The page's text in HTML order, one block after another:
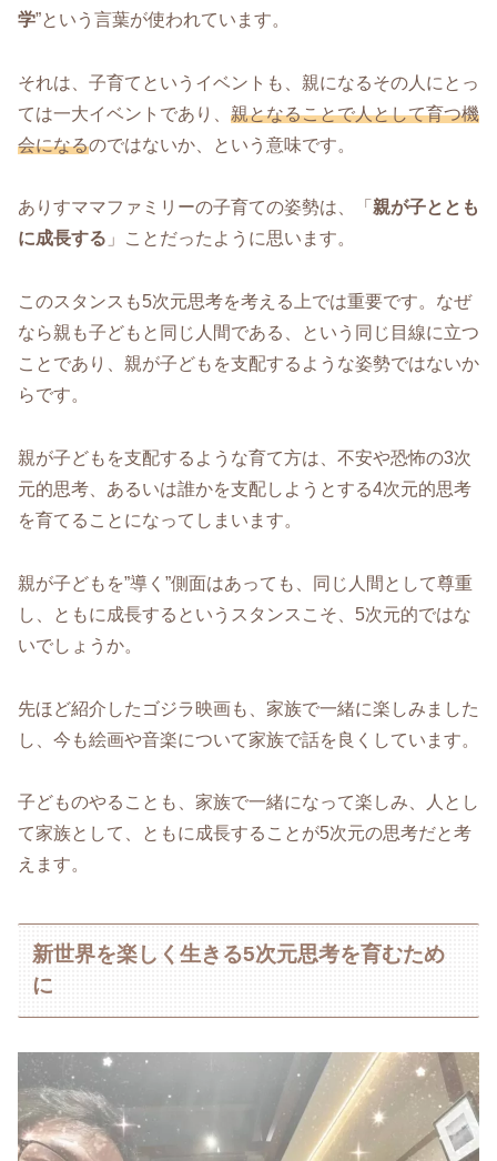
学”という言葉が使われています。
それは、子育てというイベントも、親になるその人にとっ
ては一大イベントであり、 親となることで人として育つ機
会になるのではないか、という意味です。
ありすママファミリーの子育ての姿勢は、「 親が子ととも
に成長する 」ことだったように思います。
このスタンスも5次元思考を考える上では重要です。なぜ
なら親も子どもと同じ人間である、という同じ目線に立つ
ことであり、親が子どもを支配するような姿勢ではないか
らです。
親が子どもを支配するような育て方は、不安や恐怖の3次
元的思考、あるいは誰かを支配しようとする4次元的思考
を育てることになってしまいます。
親が子どもを”導く”側面はあっても、同じ人間として尊重
し、ともに成長するというスタンスこそ、5次元的ではな
いでしょうか。
先ほど紹介したゴジラ映画も、家族で一緒に楽しみました
し、今も絵画や音楽について家族で話を良くしています。
子どものやることも、家族で一緒になって楽しみ、人とし
て家族として、ともに成長することが5次元の思考だと考
えます。
新世界を楽しく生きる5次元思考を育むため
に